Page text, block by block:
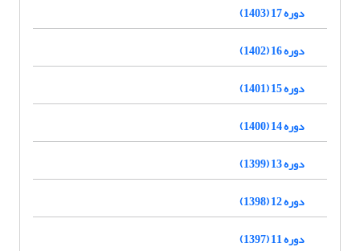
دوره 17 (1403)
دوره 16 (1402)
دوره 15 (1401)
دوره 14 (1400)
دوره 13 (1399)
دوره 12 (1398)
دوره 11 (1397)